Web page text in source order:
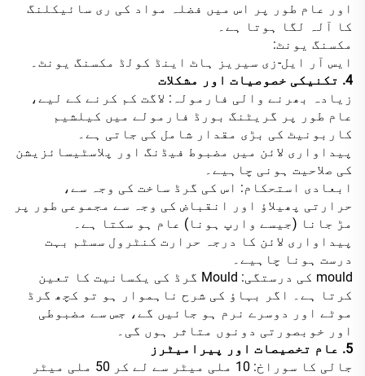
اور عام طور پر اس میں فضلہ مواد کی ری سائیکلنگ
کا آلہ لگا ہوتا ہے۔
مکسنگ یونٹ:
ایس آر ایل-زی سیریز ہاٹ اینڈ کولڈ مکسنگ یونٹ۔
4. تکنیکی خصوصیات اور مشکلات
زیادہ بھرنے والی فارمولہ: لاگت کم کرنے کے لیے،
عام طور پر گریٹنگ بورڈ فارمولے میں کیلشیم
کاربونیٹ کی بڑی مقدار شامل کی جاتی ہے۔
پیداواری لائن میں مضبوط فیڈنگ اور پلاسٹیسائزیشن
کی صلاحیت ہونی چاہیے۔
ابعادی استحکام: اس کی گرڈ ساخت کی وجہ سے،
حرارتی پھیلاؤ اور انقباض کی وجہ سے مجموعی طور پر
مڑ جانا (جیسے وارپ ہونا) عام ہو سکتا ہے۔
پیداواری لائن کا درجہ حرارت کنٹرول سسٹم بہت
درست ہونا چاہیے۔
mould کی درستگی: Mould گرڈ کی یکسانیت کا تعین
کرتا ہے۔ اگر بہاؤ کی شرح ناہموار ہو تو کچھ گرڈ
موٹے اور دوسرے نرم ہو جائیں گے، جس سے مضبوطی
اور خوبصورتی دونوں متاثر ہوں گی۔
5. عام تخصیصات اور پیرامیٹرز
جالی کا سوراخ: 10 ملی میٹر سے لے کر 50 ملی میٹر